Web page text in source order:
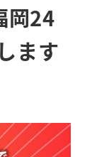
岡24
ます